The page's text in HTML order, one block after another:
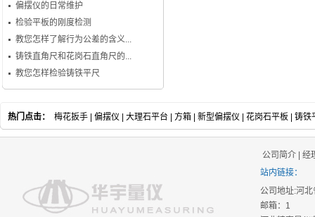
偏摆仪的日常维护
检验平板的刚度检测
教您怎样了解行为公差的含义...
铸铁直角尺和花岗石直角尺的...
教您怎样检验铸铁平尺
热门点击： 梅花扳手 偏摆仪 大理石平台 方箱 新型偏摆仪 花岗石平板 铸铁
公司简介
经
站内链接：
公司地址:河
邮箱：1